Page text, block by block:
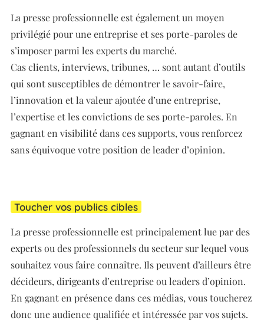
La presse professionnelle est également un moyen
privilégié pour une entreprise et ses porte-paroles de
s’imposer parmi les experts du marché.
Cas clients, interviews, tribunes, … sont autant d’outils
qui sont susceptibles de démontrer le savoir-faire,
l’innovation et la valeur ajoutée d’une entreprise,
l’expertise et les convictions de ses porte-paroles. En
gagnant en visibilité dans ces supports, vous renforcez
sans équivoque votre position de leader d’opinion.
Toucher vos publics cibles
La presse professionnelle est principalement lue par des
experts ou des professionnels du secteur sur lequel vous
souhaitez vous faire connaître. Ils peuvent d’ailleurs être
décideurs, dirigeants d’entreprise ou leaders d’opinion.
En gagnant en présence dans ces médias, vous toucherez
donc une audience qualifiée et intéressée par vos sujets.